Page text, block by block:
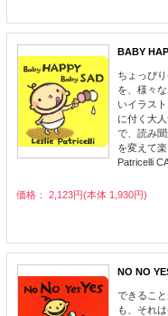
BABY
ちょっぴ
を、様々
いイラス
に付く大
で、読み
を変えて
Patricelli
価格： 2,123円(本体 1,930円)
NO NO
できるこ
も、それ